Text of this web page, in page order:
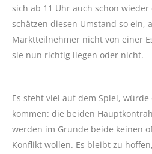
sich ab 11 Uhr auch schon
schätzen diesen Umstand so ein,
Marktteilnehmer nicht von einer
sie nun richtig liegen oder nicht.
Es steht viel auf dem Spiel,
kommen: die beiden
werden im Grunde beide keinen
Konflikt wollen. Es bleibt zu